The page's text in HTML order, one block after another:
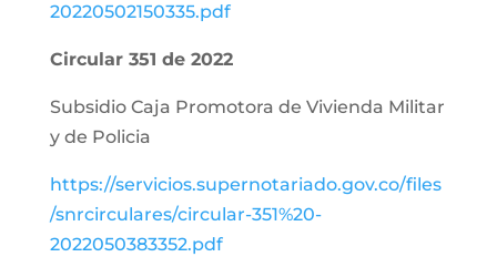
20220502150335.pdf
Circular 351 de 2022
Subsidio Caja Promotora de Vivienda Militar
y de Policia
https://servicios.supernotariado.gov.co/files
/snrcirculares/circular-351%20-
2022050383352.pdf